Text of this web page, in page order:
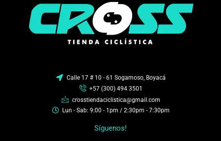
Calle 17 # 10 - 61 Sogamoso, Boyacá
+57 (300) 494 3501
crosstiendaciclistica@gmail.com
Lun - Sab: 9:00 - 1pm / 2:30pm - 7:30pm
Síguenos!